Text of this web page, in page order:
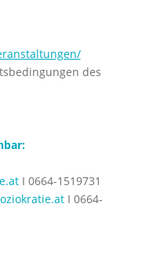
des
I 0664-1519731
I 0664-